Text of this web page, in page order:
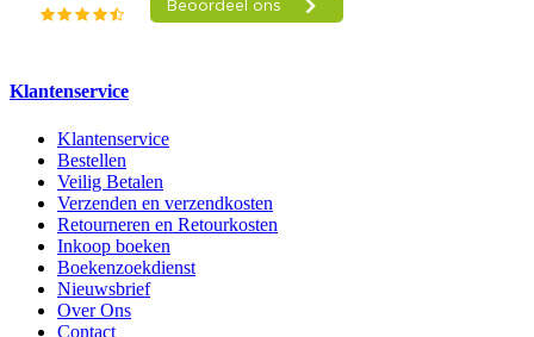
Klantenservice
Klantenservice
Bestellen
Veilig Betalen
Verzenden en verzendkosten
Retourneren en Retourkosten
Inkoop boeken
Boekenzoekdienst
Nieuwsbrief
Over Ons
Contact